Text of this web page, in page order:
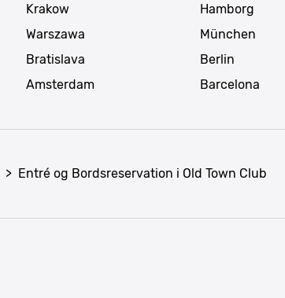
Krakow
Warszawa
Bratislava
Amsterdam
Hamborg
München
Berlin
Barcelona
> Entré og Bordsreservation i Old Town Club